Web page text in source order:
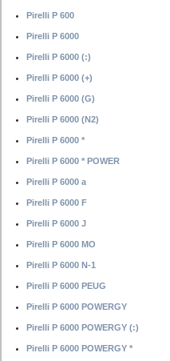
Pirelli P 600
Pirelli P 6000
Pirelli P 6000 (:)
Pirelli P 6000 (+)
Pirelli P 6000 (G)
Pirelli P 6000 (N2)
Pirelli P 6000 *
Pirelli P 6000 * POWER
Pirelli P 6000 a
Pirelli P 6000 F
Pirelli P 6000 J
Pirelli P 6000 MO
Pirelli P 6000 N-1
Pirelli P 6000 PEUG
Pirelli P 6000 POWERGY
Pirelli P 6000 POWERGY (:)
Pirelli P 6000 POWERGY *